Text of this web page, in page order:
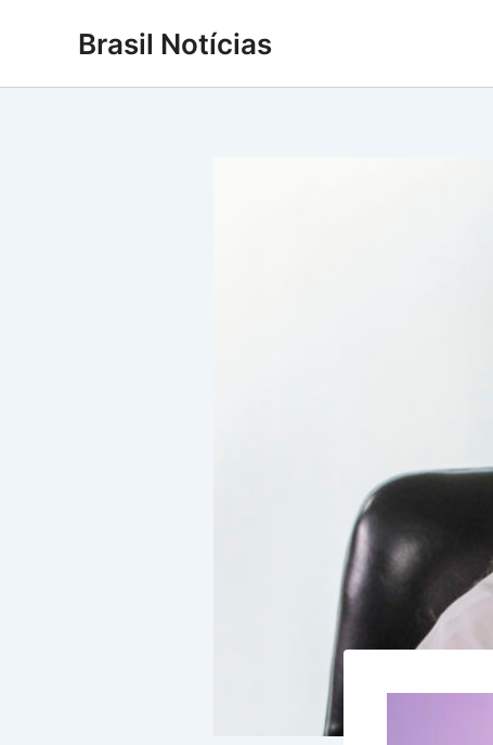
Brasil Notícias